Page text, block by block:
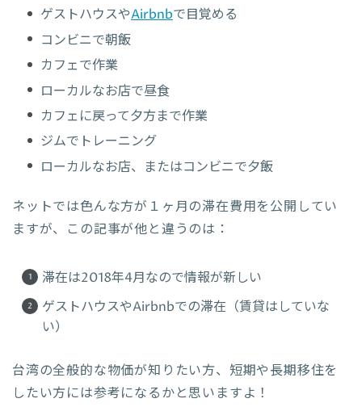
ゲストハウスやAirbnbで目覚める
コンビニで朝飯
カフェで作業
ローカルなお店で昼食
カフェに戻って夕方まで作業
ジムでトレーニング
ローカルなお店、またはコンビニで夕飯
ネットでは色んな方が１ヶ月の滞在費用を公開してい
ますが、この記事が他と違うのは：
滞在は2018年4月なので情報が新しい
ゲストハウスやAirbnbでの滞在（賃貸はしていな
い）
台湾の全般的な物価が知りたい方、短期や長期移住を
したい方には参考になるかと思いますよ！